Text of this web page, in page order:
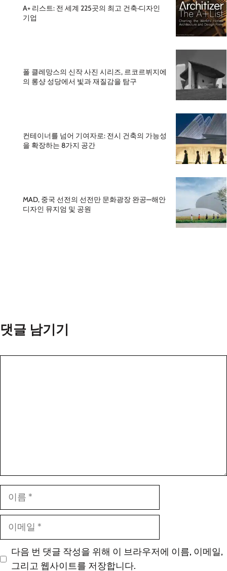
A+ 리스트: 전 세계 225곳의 최고 건축·디자인
기업
폴 클레망스의 신작 사진 시리즈, 르코르뷔지에
의 롱샹 성당에서 빛과 재질감을 탐구
컨테이너를 넘어 기여자로: 전시 건축의 가능성
을 확장하는 8가지 공간
MAD, 중국 선전의 선전만 문화광장 완공—해안
디자인 뮤지엄 및 공원
댓글 남기기
다음 번 댓글 작성을 위해 이 브라우저에 이름, 이메일,
그리고 웹사이트를 저장합니다.